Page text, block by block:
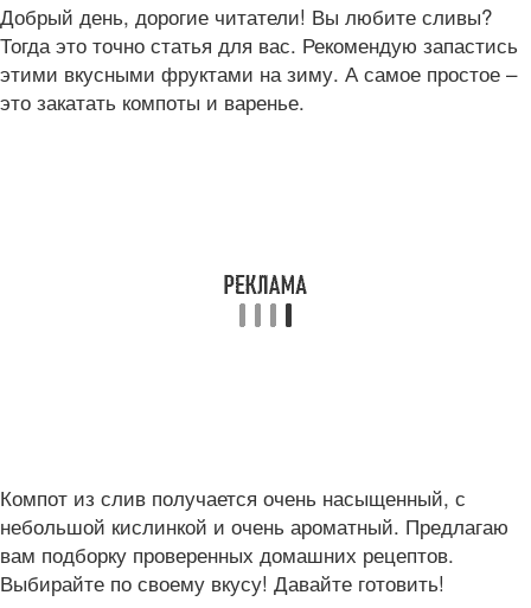
Добрый день, дорогие читатели! Вы любите сливы?
Тогда это точно статья для вас. Рекомендую запастись
этими вкусными фруктами на зиму. А самое простое –
это закатать компоты и варенье.
Компот из слив получается очень насыщенный, с
небольшой кислинкой и очень ароматный. Предлагаю
вам подборку проверенных домашних рецептов.
Выбирайте по своему вкусу! Давайте готовить!